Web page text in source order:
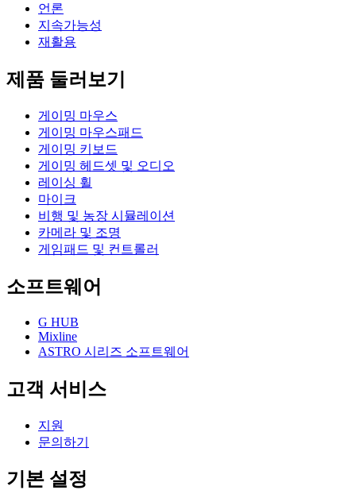
언론
지속가능성
재활용
제품 둘러보기
게이밍 마우스
게이밍 마우스패드
게이밍 키보드
게이밍 헤드셋 및 오디오
레이싱 휠
마이크
비행 및 농장 시뮬레이션
카메라 및 조명
게임패드 및 컨트롤러
소프트웨어
G HUB
Mixline
ASTRO 시리즈 소프트웨어
고객 서비스
지원
문의하기
기본 설정